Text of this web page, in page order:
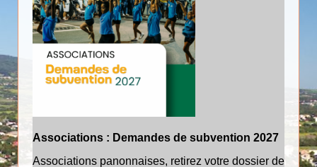
Associations : Demandes de subvention 2027
Associations panonnaises, retirez votre dossier de